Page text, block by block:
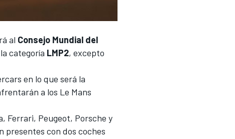
al Consejo Mundial del
categoría LMP2, excepto
en lo que será la
a los Le Mans
Ferrari, Peugeot, Porsche y
presentes con dos coches